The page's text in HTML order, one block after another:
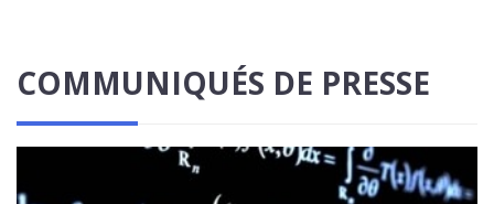
COMMUNIQUÉS DE PRESSE